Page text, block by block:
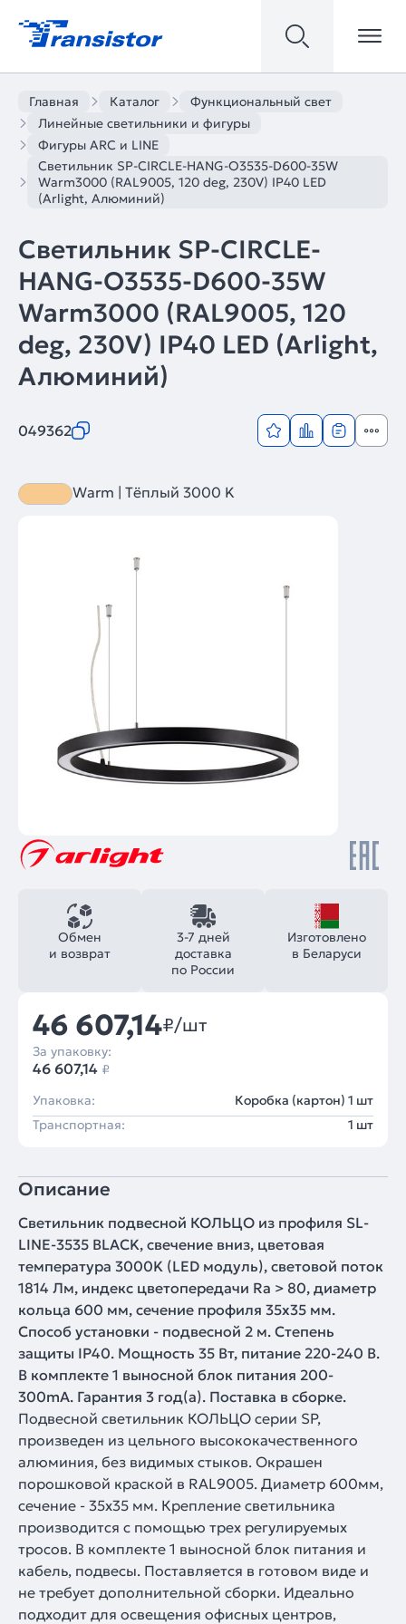
Главная Каталог
Функциональный свет
Линейные светильники и фигуры
Фигуры ARC и LINE
Светильник SP-CIRCLE-HANG-O3535-D600-35W
Warm3000 (RAL9005, 120 deg, 230V) IP40 LED
(Arlight, Алюминий)
Светильник SP-CIRCLE-
HANG-O3535-D600-35W
Warm3000 (RAL9005, 120
deg, 230V) IP40 LED (Arlight,
Алюминий)
049362
Warm | Тёплый 3000 K
3-7 дней
доставка
по России
Обмен
и возврат
Изготовлено
в Беларуси
46 607,14₽/шт
За упаковку:
46 607,14 ₽
Упаковка:
Коробка (картон) 1 шт
Транспортная:
1 шт
Описание
Светильник подвесной КОЛЬЦО из профиля SL-
LINE-3535 BLACK, свечение вниз, цветовая
температура 3000K (LED модуль), световой поток
1814 Лм, индекс цветопередачи Ra > 80, диаметр
кольца 600 мм, сечение профиля 35х35 мм.
Способ установки - подвесной 2 м. Степень
защиты IP40. Мощность 35 Вт, питание 220-240 В.
В комплекте 1 выносной блок питания 200-
300mA. Гарантия 3 год(а). Поставка в сборке.
Подвесной светильник КОЛЬЦО серии SP,
произведен из цельного высококачественного
алюминия, без видимых стыков. Окрашен
порошковой краской в RAL9005. Диаметр 600мм,
сечение - 35x35 мм. Крепление светильника
производится с помощью трех регулируемых
тросов. В комплекте 1 выносной блок питания и
кабель, подвесы. Поставляется в готовом виде и
не требует дополнительной сборки. Идеально
подходит для освещения офисных центров,